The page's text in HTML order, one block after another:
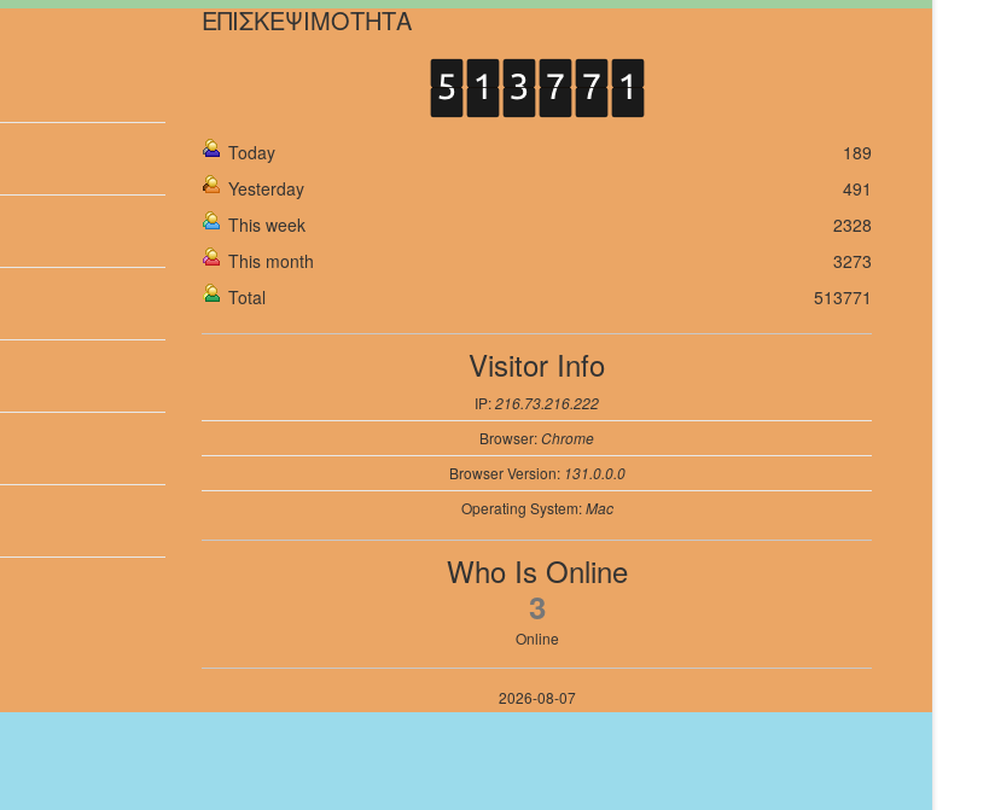
ΕΠΙΣΚΕΨΙΜΟΤΗΤΑ
Today
189
Yesterday
491
This week
2328
This month
3273
Total
513771
Visitor Info
IP:216.73.216.222
Browser:Chrome
Browser Version: 131.0.0.0
Operating System:Mac
Who Is Online
3
Online
2026-08-07